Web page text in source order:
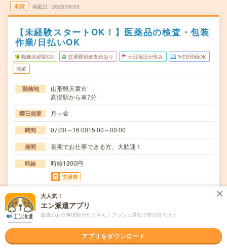
未読 掲載日 2026/08/05
【未経験スタートOK！】医薬品の検査・包装
作業/日払いOK
職種未経験OK 交通費別途支給あり 土日祝日が休み WEB登録OK
派遣
勤務地
山形県天童市
高擶駅から車7分
曜日頻度 月～金
時間 07:00～16:0015:00～00:00
期間 長期でお仕事できる方、大歓迎！
時給 時給1300円
交通費
交通費規定内支給
仕事内容
医薬品の検査・包装・機械オペレーターその他の業務(減量
を指示された量に量り取る、指図書に従い複数の原…
応募資格
職種未経験OK / ブランクOK / 英語力不要
◆未経験OK！〇まずは事前登録だけでもOK！履歴書不要
で気軽にオンライン登録★氏名・職種などを入力す…
大人気！
エン派遣アプリ
派遣のお仕事情報がたくさん！プッシュ通知で受け取ろう！
アプリをダウンロード